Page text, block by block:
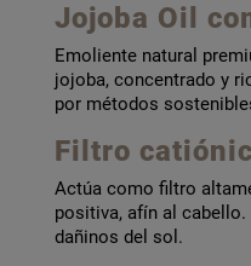
Jojoba Oil
Emoliente natural
jojoba, concentrado y
por métodos
Filtro
Actúa como filtro
positiva, afín al
dañinos del sol.